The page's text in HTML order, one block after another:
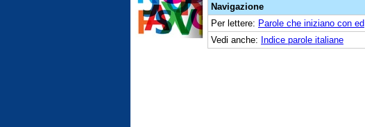
Navigazione
Per lettere: Parole che iniziano con ed
Vedi anche: Indice parole italiane